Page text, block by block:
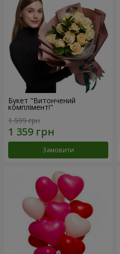
Букет "Витончений
комплімент!"
1 599 грн
Замовити